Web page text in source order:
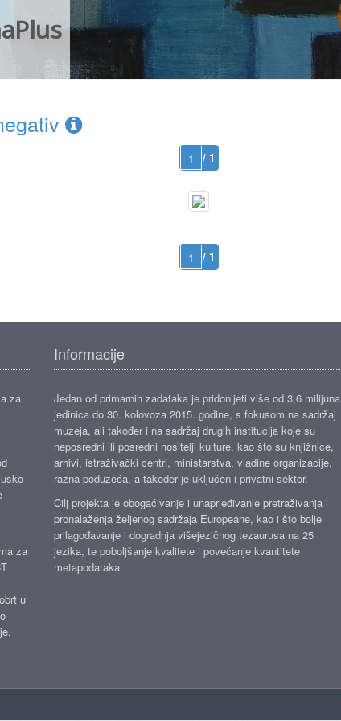
/ 1
/ 1
za
za
u
Informacije
Jedan od primarnih zadataka je pridonijeti više od 3,6 milijuna
jedinica do 30. kolovoza 2015. godine, s fokusom na sadržaj
muzeja, ali također i na sadržaj drugih institucija koje su
neposredni ili posredni nositelji kulture, kao što su knjižnice,
arhivi, istraživački centri, ministarstva, vladine organizacije,
razna poduzeća, a također je uključen i privatni sektor.
Cilj projekta je obogaćivanje i unaprjeđivanje pretraživanja i
pronalaženja željenog sadržaja Europeane, kao i što bolje
prilagođavanje i dogradnja višejezičnog tezaurusa na 25
jezika, te poboljšanje kvalitete i povećanje kvantitete
metapodataka.